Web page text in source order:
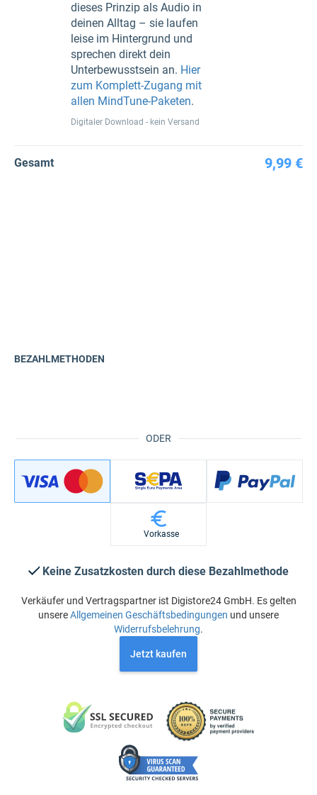
dieses Prinzip als Audio in
deinen Alltag – sie laufen
leise im Hintergrund und
sprechen direkt dein
Unterbewusstsein an. Hier
zum Komplett-Zugang mit
allen MindTune-Paketen.
Digitaler Download - kein Versand
Gesamt 9,99 €
ODER
BEZAHLMETHODEN
Vorkasse
Keine Zusatzkosten durch diese Bezahlmethode
Verkäufer und Vertragspartner ist Digistore24 GmbH. Es gelten
unsereAllgemeinen Geschäftsbedingungen und unsere
Widerrufsbelehrung.
Jetzt kaufen